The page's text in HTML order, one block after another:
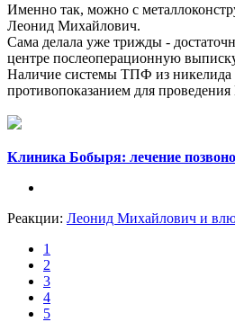
Именно так, можно с
Леонид Михайлович.
Сама делала уже трижды -
центре послеоперационную
Наличие системы ТПФ из никелида
противопоказанием для
Клиника Бобыря: лечение
Реакции: Леонид Михайлович и
1
2
3
4
5